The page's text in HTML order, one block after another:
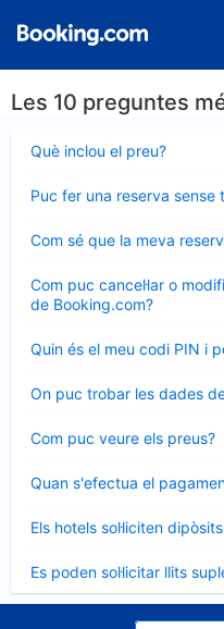
Les 10 preguntes
Què inclou el preu?
tancat
Puc fer una reserva
tancat
Com sé que la meva
tancat
Com puc cancel·lar o
de Booking.com?
tancat
Quin és el meu codi PIN i
tancat
On puc trobar les dades
tancat
Com puc veure els preus?
tancat
Quan s'efectua el
tancat
Els hotels sol·liciten
tancat
Es poden sol·licitar llits
tancat